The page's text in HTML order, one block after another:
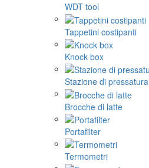
WDT tool
Tappetini costipanti
Knock box
Stazione di pressatura
Brocche di latte
Portafilter
Termometri